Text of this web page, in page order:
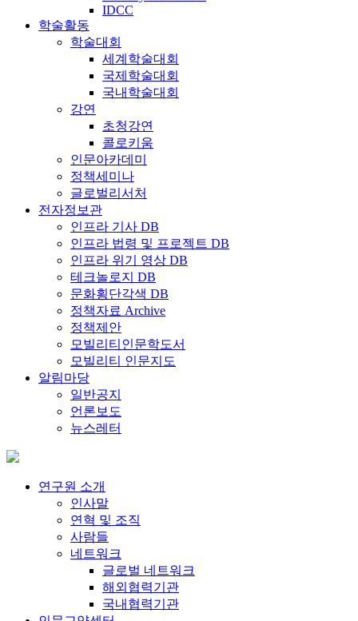
IDCC
학술활동
학술대회
세계학술대회
국제학술대회
국내학술대회
강연
초청강연
콜로키움
인문아카데미
정책세미나
글로벌리서처
전자정보관
인프라 기사 DB
인프라 법령 및 프로젝트 DB
인프라 위기 영상 DB
테크놀로지 DB
문화횡단각색 DB
정책자료 Archive
정책제안
모빌리티인문학도서
모빌리티 인문지도
알림마당
일반공지
언론보도
뉴스레터
연구원 소개
인사말
연혁 및 조직
사람들
네트워크
글로벌 네트워크
해외협력기관
국내협력기관